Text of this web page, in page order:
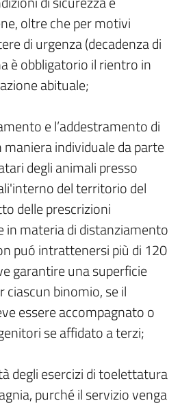
oltre che per motivi
di urgenza (decadenza di
è obbligatorio il rientro in
abituale;
e l’addestramento di
maniera individuale da parte
degli animali presso
del territorio del
delle prescrizioni
materia di distanziamento
puó intrattenersi più di 120
garantire una superficie
ciascun binomio, se il
essere accompagnato o
se affidato a terzi;
degli esercizi di toelettatura
purché il servizio venga